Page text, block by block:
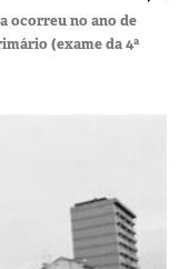
ocorreu no ano de
(exame da 4ª